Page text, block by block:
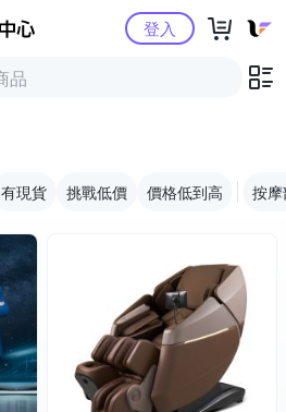
Yahoo購物中心登入
有現貨 挑戰低價 價格低到高 按